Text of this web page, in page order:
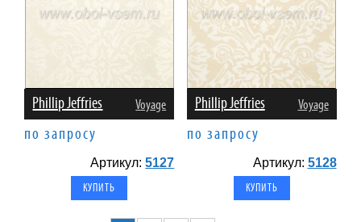
Phillip Jeffries Voyage
по запросу
Артикул:5127
Phillip Jeffries Voyage
по запросу
Артикул: 5128